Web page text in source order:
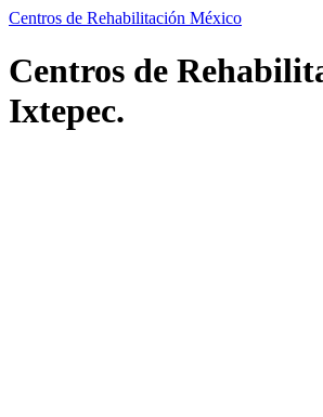
Centros de Rehabilitación México
Centros de
Ixtepec.